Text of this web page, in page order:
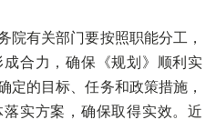
有关部门要按照职能分工，
合力，确保《规划》顺利实
定的目标、任务和政策措施，
实方案，确保取得实效。近